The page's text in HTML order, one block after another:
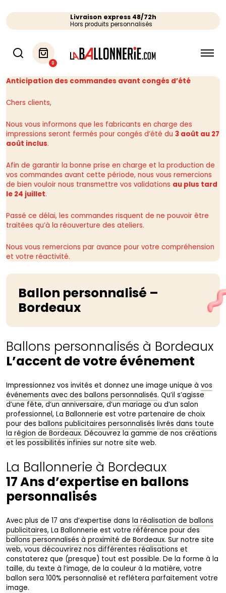
Livraison express 48/72h
Hors produits personnalisés
0
Anticipation des commandes avant congés d’été
Chers clients,
Nous vous informons que les fabricants en charge des
impressions seront fermés pour congés d’été du 3 août au 27
août inclus.
Afin de garantir la bonne prise en charge et la production de
vos commandes avant cette période, nous vous remercions
de bien vouloir nous transmettre vos validations au plus tard
le 24 juillet.
Passé ce délai, les commandes risquent de ne pouvoir être
traitées qu’à la réouverture des ateliers.
Nous vous remercions par avance pour votre compréhension
et votre réactivité.
Ballon personnalisé –
Bordeaux
Ballons personnalisés à Bordeaux
L’accent de votre événement
Impressionnez vos invités et donnez une image unique à vos
événements avec des ballons personnalisés. Qu’il s’agisse
d’une fête, d’un anniversaire, d’un mariage ou d’un salon
professionnel, La Ballonnerie est votre partenaire de choix
pour des ballons publicitaires personnalisés livrés dans toute
la région de Bordeaux. Découvrez la gamme de nos créations
et les possibilités infinies sur notre site web.
La Ballonnerie à Bordeaux
17 Ans d’expertise en ballons
personnalisés
Avec plus de 17 ans d’expertise dans la réalisation de ballons
publicitaires, La Ballonnerie est votre référence pour des
ballons personnalisés à proximité de Bordeaux. Sur notre site
web, vous découvrirez nos différentes réalisations et
constaterez que (presque) tout est possible. De la forme à la
taille, du texte à l’image, de la couleur à la matière, votre
ballon sera 100% personnalisé et reflétera parfaitement votre
image.